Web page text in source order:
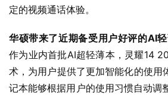
定的视频通话体验。
华硕带来了近期备受用户好评的AI
作为业内首批AI超轻薄本，灵耀14
术，为用户提供了更加智能化的使用
记本能够根据用户的使用习惯自动调